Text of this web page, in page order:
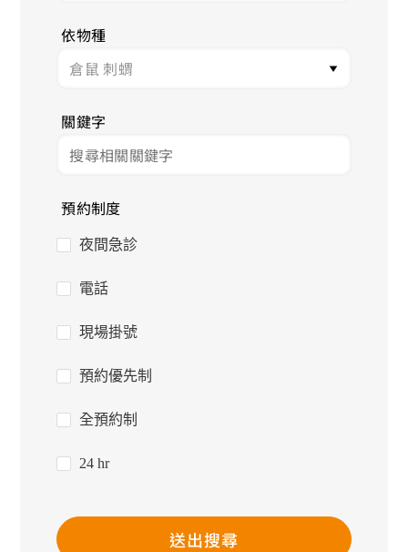
依物種
關鍵字
預約制度
夜間急診
電話
現場掛號
預約優先制
全預約制
24 hr
送出搜尋